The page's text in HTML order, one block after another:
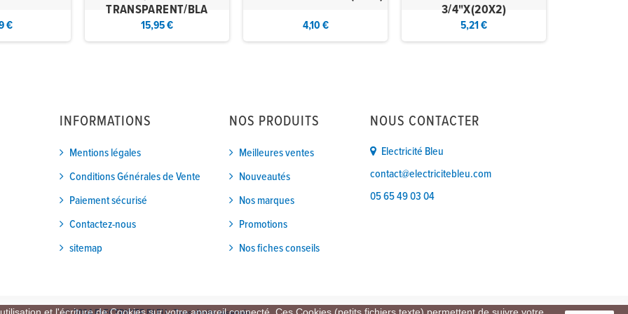
€
TRANSPARENT/BLA
15,95 € 4,10 €
3/4"X(20X2)
5,21 €
INFORMATIONS
Mentions légales
Conditions Générales de Vente
Paiement sécurisé
Contactez-nous
sitemap
NOS PRODUITS
Meilleures ventes
Nouveautés
Nos marques
Promotions
Nos fiches conseils
NOUS CONTACTER
Electricité Bleu
contact@electricitebleu.com
05 65 49 03 04